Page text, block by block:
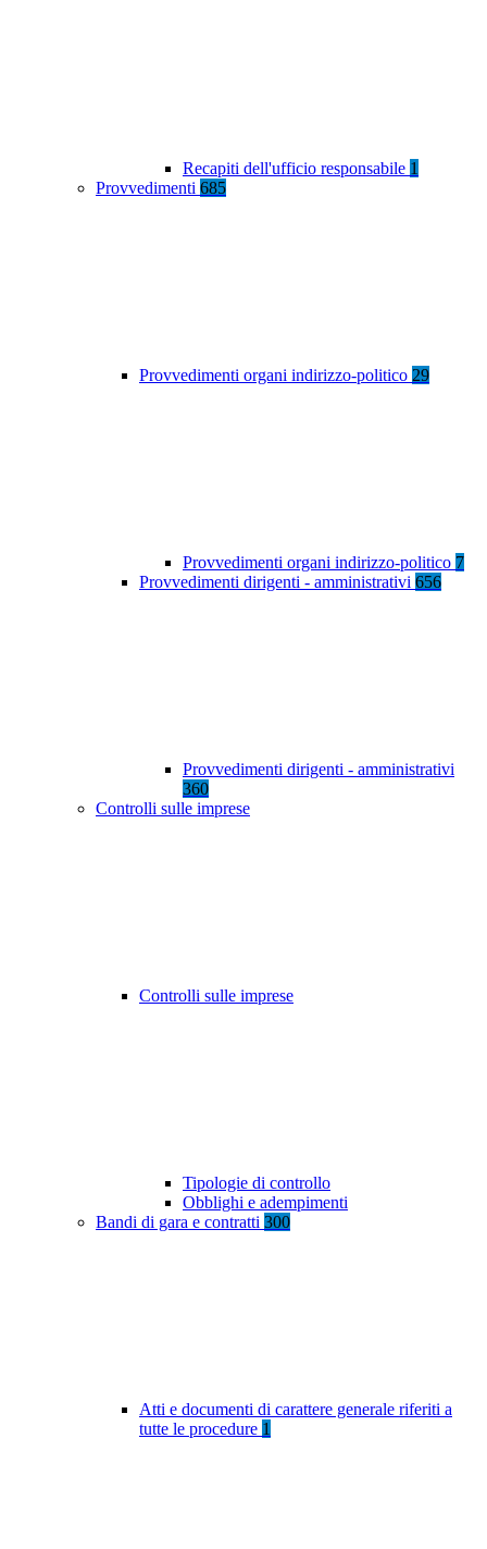
Recapiti dell'ufficio responsabile 1
Provvedimenti 685
Provvedimenti organi indirizzo-politico 29
Provvedimenti organi indirizzo-politico 7
Provvedimenti dirigenti - amministrativi 656
Provvedimenti dirigenti - amministrativi
360
Controlli sulle imprese
Controlli sulle imprese
Tipologie di controllo
Obblighi e adempimenti
Bandi di gara e contratti 300
Atti e documenti di carattere generale riferiti a
tutte le procedure 1